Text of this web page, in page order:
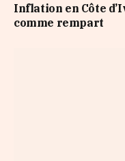
Inflation en Côte
comme rempart